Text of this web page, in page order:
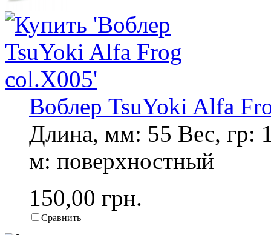
Воблер TsuYoki Alfa
Длина, мм: 55 Вес, гр:
м: поверхностный
150,00 грн.
Сравнить